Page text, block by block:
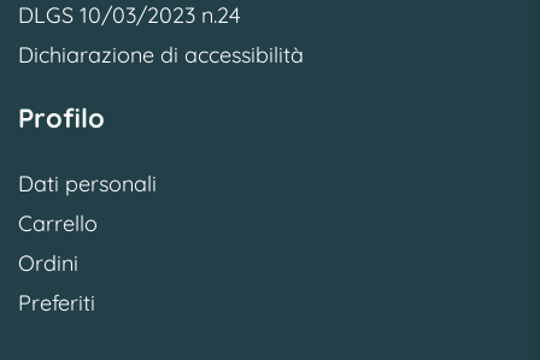
DLGS 10/03/2023 n.24
Dichiarazione di accessibilità
Profilo
Dati personali
Carrello
Ordini
Preferiti